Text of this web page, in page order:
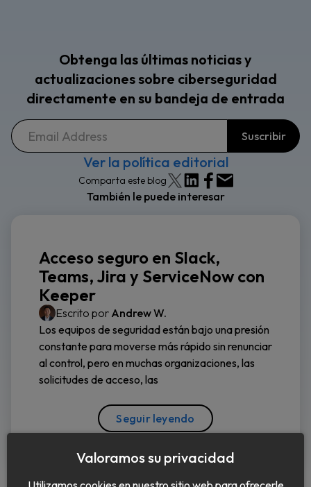
Obtenga las últimas noticias y
actualizaciones sobre ciberseguridad
directamente en su bandeja de entrada
Ver la política editorial
Comparta este blog
También le puede interesar
Acceso seguro en Slack,
Teams, Jira y ServiceNow con
Keeper
Escrito por Andrew W.
Los equipos de seguridad están bajo una presión
constante para moverse más rápido sin renunciar
al control, pero en muchas organizaciones, las
solicitudes de acceso, las
Seguir leyendo
Valoramos su privacidad